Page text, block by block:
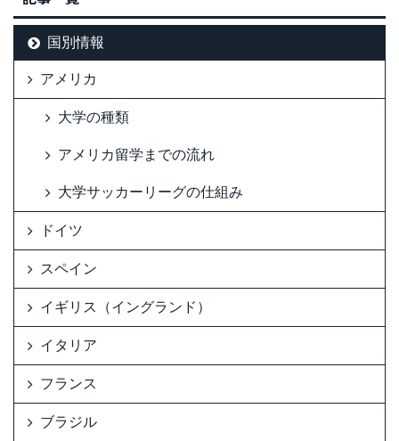
国別情報
アメリカ
大学の種類
アメリカ留学までの流れ
大学サッカーリーグの仕組み
ドイツ
スペイン
イギリス（イングランド）
イタリア
フランス
ブラジル